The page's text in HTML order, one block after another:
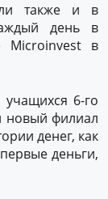
также и в
день в
Microinvest в
6-го
новый филиал
денег, как
деньги,